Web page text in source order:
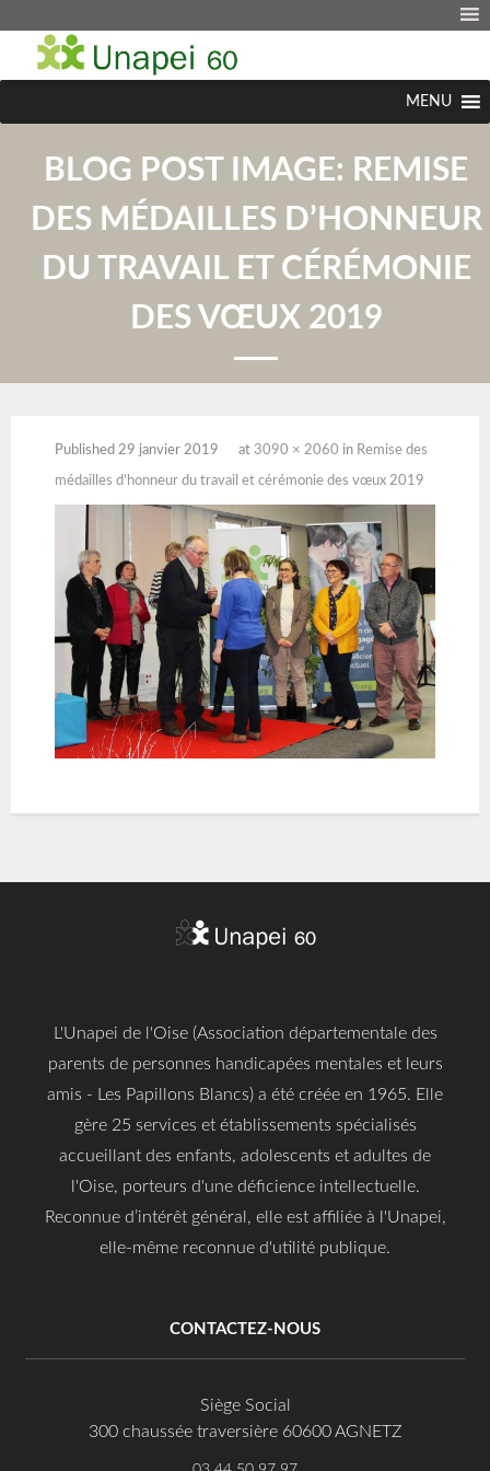
MENU
BLOG POST IMAGE: REMISE
DES MÉDAILLES D’HONNEUR
DU TRAVAIL ET CÉRÉMONIE
DES VŒUX 2019
Published 29 janvier 2019 at 3090 × 2060 in Remise des
médailles d’honneur du travail et cérémonie des vœux 2019
L'Unapei de l'Oise (Association départementale des
parents de personnes handicapées mentales et leurs
amis - Les Papillons Blancs) a été créée en 1965. Elle
gère 25 services et établissements spécialisés
accueillant des enfants, adolescents et adultes de
l'Oise, porteurs d'une déficience intellectuelle.
Reconnue d’intérêt général, elle est affiliée à l'Unapei,
elle-même reconnue d'utilité publique.
CONTACTEZ-NOUS
Siège Social
300 chaussée traversière 60600 AGNETZ